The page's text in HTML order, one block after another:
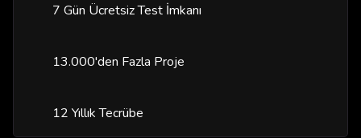
7 Gün Ücretsiz Test İmkanı
13.000'den Fazla Proje
12 Yıllık Tecrübe